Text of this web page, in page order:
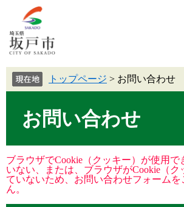
トップページ > お問い合わせ
お問い合わせ
ブラウザでCookie（クッキー）が使用で
いない、または、ブラウザがCookie（ク
ていないため、お問い合わせフォーム
ん。